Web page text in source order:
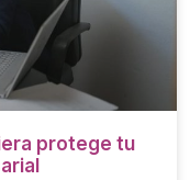
protege tu